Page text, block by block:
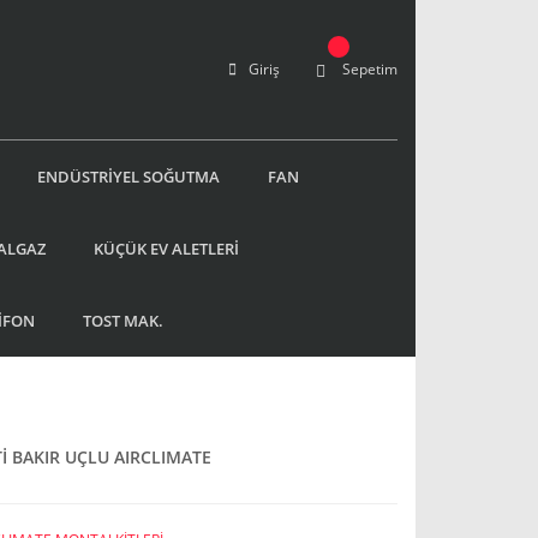
Giriş Sepetim
ENDÜSTRİYEL SOĞUTMA FAN
KÜÇÜK EV ALETLERİ
TOST MAK.
UÇLU AIRCLIMATE